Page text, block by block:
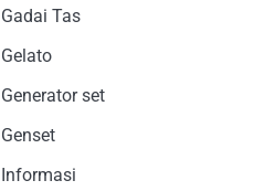
Gadai Tas
Gelato
Generator set
Genset
Informasi